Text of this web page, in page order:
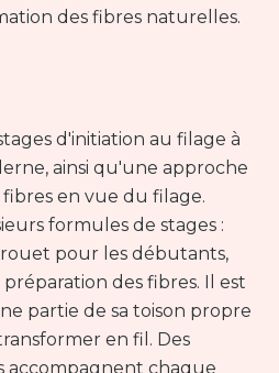
des fibres naturelles.
d'initiation au filage à
ainsi qu'une approche
en vue du filage.
formules de stages :
pour les débutants,
des fibres. Il est
partie de sa toison propre
en fil. Des
accompagnent chaque